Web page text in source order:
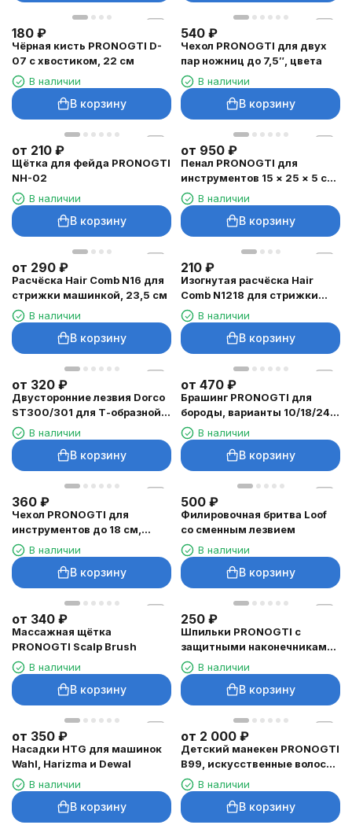
180 ₽
Чёрная кисть PRONOGTI D-
07 с хвостиком, 22 см
В наличии
В корзину
540 ₽
Чехол PRONOGTI для двух
пар ножниц до 7,5″, цвета
В наличии
В корзину
от 210 ₽
Щётка для фейда PRONOGTI
NH-02
В наличии
В корзину
от 950 ₽
Пенал PRONOGTI для
инструментов 15 × 25 × 5 см,
цветаВ наличии
В корзину
от 290 ₽
Расчёска Hair Comb N16 для
стрижки машинкой, 23,5 см
В наличии
В корзину
210 ₽
Изогнутая расчёска Hair
Comb N1218 для стрижки
машинкой
В наличии
В корзину
от 320 ₽
Двусторонние лезвия Dorco
ST300/301 для Т-образной
бритвыВ наличии
В корзину
от 470 ₽
Брашинг PRONOGTI для
бороды, варианты 10/18/24
мм В наличии
В корзину
360 ₽
Чехол PRONOGTI для
инструментов до 18 см,
цветаВ наличии
В корзину
500 ₽
Филировочная бритва Loof
со сменным лезвием
В наличии
В корзину
от 340 ₽
Массажная щётка
PRONOGTI Scalp Brush
В наличии
В корзину
250 ₽
Шпильки PRONOGTI с
защитными наконечниками,
50 шт.В наличии
В корзину
от 350 ₽
Насадки HTG для машинок
Wahl, Harizma и Dewal
В наличии
В корзину
от 2 000 ₽
Детский манекен PRONOGTI
B99, искусственные волосы
60–65 см, 4 цвета
В наличии
В корзину